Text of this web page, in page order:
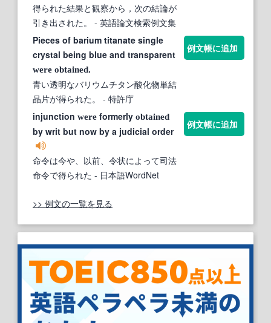
得られた結果と観察から，次の結論が
引き出された。
- 英語論文検索例文集
Pieces of barium titanate single
crystal being blue and transparent
were obtained.
青い透明なバリウムチタン酸化物単結
晶片が得られた。
- 特許庁
例文帳に追加
injunction were formerly obtained
by writ but now by a judicial order
命令は今や、以前、令状によって司法
命令で得られた - 日本語WordNet
例文帳に追加
>> 例文の一覧を見る